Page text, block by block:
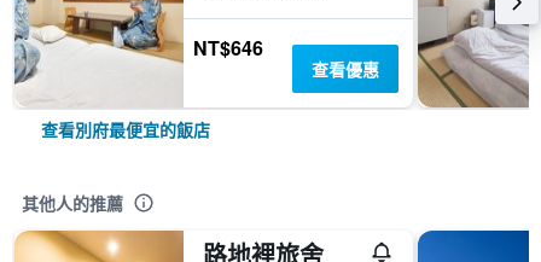
NT$646
查看優惠
查看別府最便宜的飯店
其他人的推薦
路地裡旅舍